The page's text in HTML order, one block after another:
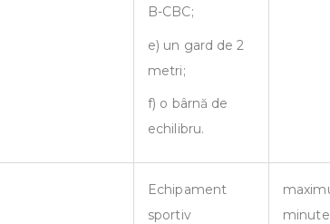
B-CBC;
e) un gard de 2
metri;
f) o bârnă de
echilibru.
Echipament
sportiv
minute